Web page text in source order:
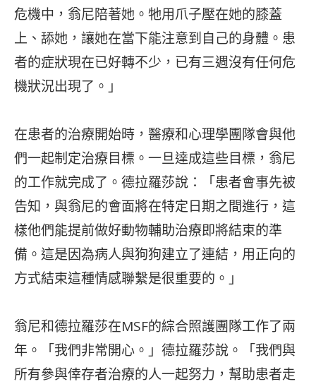
危機中，翁尼陪著她。牠用爪子壓在她的膝蓋
上、舔她，讓她在當下能注意到自己的身體。患
者的症狀現在已好轉不少，已有三週沒有任何危
機狀況出現了。」
在患者的治療開始時，醫療和心理學團隊會與他
們一起制定治療目標。一旦達成這些目標，翁尼
的工作就完成了。德拉羅莎說：「患者會事先被
告知，與翁尼的會面將在特定日期之間進行，這
樣他們能提前做好動物輔助治療即將結束的準
備。這是因為病人與狗狗建立了連結，用正向的
方式結束這種情感聯繫是很重要的。」
翁尼和德拉羅莎在MSF的綜合照護團隊工作了兩
年。「我們非常開心。」德拉羅莎說。「我們與
所有參與倖存者治療的人一起努力，幫助患者走